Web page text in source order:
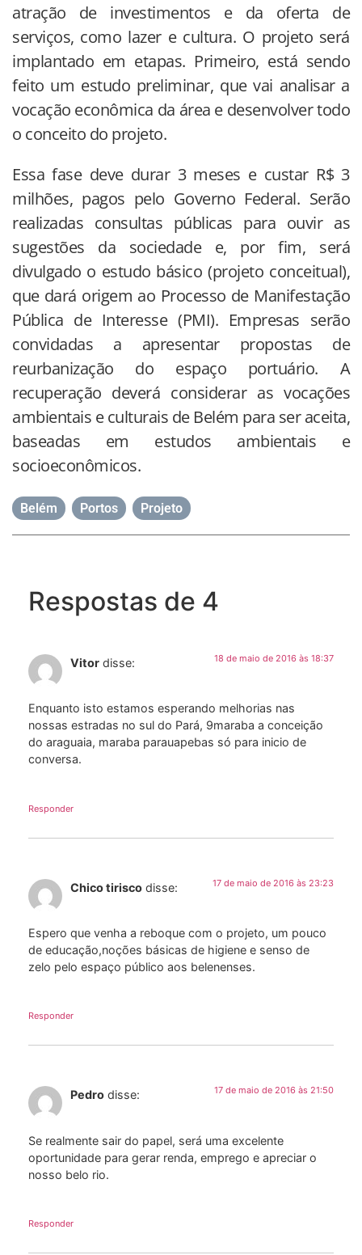
atração de investimentos e da oferta de
serviços, como lazer e cultura. O projeto será
implantado em etapas. Primeiro, está sendo
feito um estudo preliminar, que vai analisar a
vocação econômica da área e desenvolver todo
o conceito do projeto.
Essa fase deve durar 3 meses e custar R$ 3
milhões, pagos pelo Governo Federal. Serão
realizadas consultas públicas para ouvir as
sugestões da sociedade e, por fim, será
divulgado o estudo básico (projeto conceitual),
que dará origem ao Processo de Manifestação
Pública de Interesse (PMI). Empresas serão
convidadas a apresentar propostas de
reurbanização do espaço portuário. A
recuperação deverá considerar as vocações
ambientais e culturais de Belém para ser aceita,
baseadas em estudos ambientais e
socioeconômicos.
Belém Portos Projeto
Respostas de 4
Vitor disse: 18 de maio de 2016 às 18:37
Enquanto isto estamos esperando melhorias nas
nossas estradas no sul do Pará, 9maraba a conceição
do araguaia, maraba parauapebas só para inicio de
conversa.
Responder
Chico tirisco disse: 17 de maio de 2016 às 23:23
Espero que venha a reboque com o projeto, um pouco
de educação,noções básicas de higiene e senso de
zelo pelo espaço público aos belenenses.
Responder
Pedro disse: 17 de maio de 2016 às 21:50
Se realmente sair do papel, será uma excelente
oportunidade para gerar renda, emprego e apreciar o
nosso belo rio.
Responder